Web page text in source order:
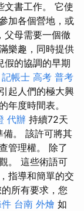
文書工作。 它使
加各個營地，或
父母需要一個徹
樂趣，同時提供
假的協調的早期
記帳士 高考 普考
起人們的極大興
年度時間表。
代辦 持續72天
。 該許可將其
管理權。 除了
。 這些術語可
指導和簡單的交
所有要求，您
台南 外燴 如